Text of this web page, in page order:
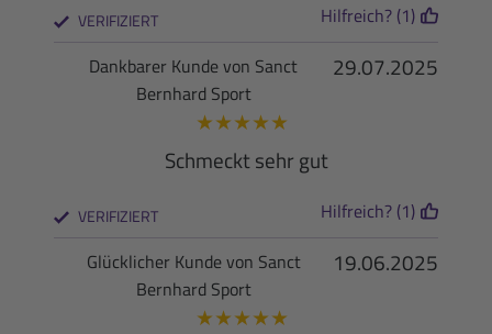
VERIFIZIERT Hilfreich? (1)
29.07.2025
Dankbarer Kunde von Sanct
Bernhard Sport
★★★★★
Schmeckt sehr gut
VERIFIZIERT Hilfreich? (1)
19.06.2025
Glücklicher Kunde von Sanct
Bernhard Sport
★★★★★